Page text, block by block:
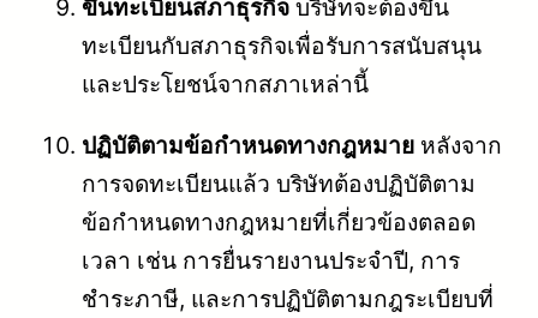
ขึ้นทะเบียนสภาธุรกิจ บริษัทจะต้องขึ้น
ทะเบียนกับสภาธุรกิจเพื่อรับการสนับสนุน
และประโยชน์จากสภาเหล่านี้
ปฏิบัติตามข้อกำหนดทางกฎหมาย หลังจาก
การจดทะเบียนแล้ว บริษัทต้องปฏิบัติตาม
ข้อกำหนดทางกฎหมายที่เกี่ยวข้องตลอด
เวลา เช่น การยื่นรายงานประจำปี, การ
ชำระภาษี, และการปฏิบัติตามกฎระเบียบที่